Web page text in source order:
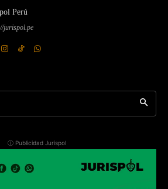
Perú
jurispol.pe
ⓘ Publicidad Jurispol